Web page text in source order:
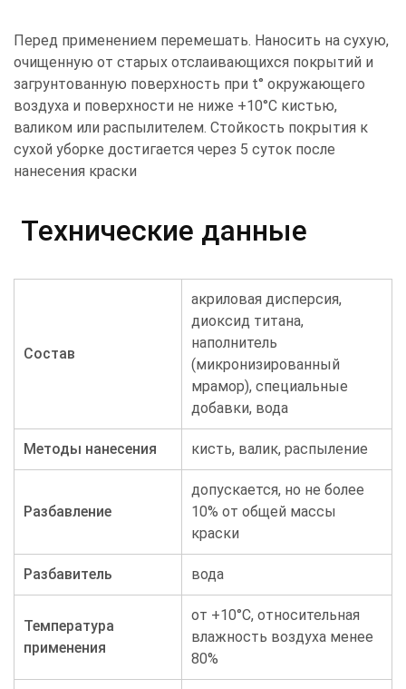
Перед применением перемешать. Наносить на сухую,
очищенную от старых отслаивающихся покрытий и
загрунтованную поверхность при t° окружающего
воздуха и поверхности не ниже +10°С кистью,
валиком или распылителем. Стойкость покрытия к
сухой уборке достигается через 5 суток после
нанесения краски
Технические данные
Состав
акриловая дисперсия,
диоксид титана,
наполнитель
(микронизированный
мрамор), специальные
добавки, вода
Методы нанесения кисть, валик, распыление
Разбавление
допускается, но не более
10% от общей массы
краски
Разбавитель вода
Температура
применения
от +10°С, относительная
влажность воздуха менее
80%